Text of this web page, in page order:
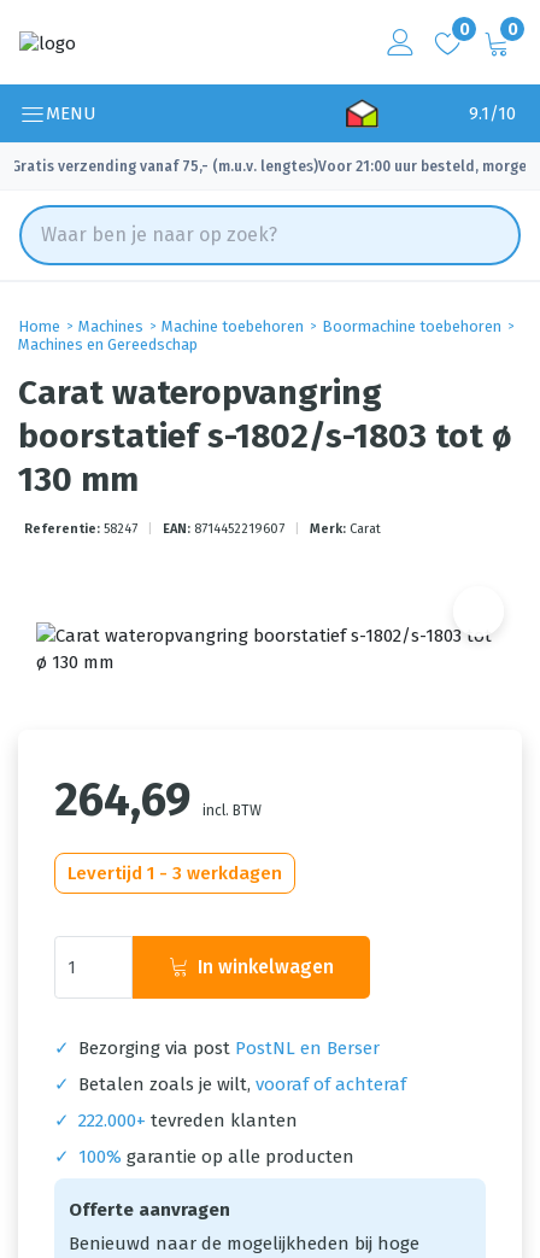
0 0
MENU 9.1/10
Gratis verzending vanaf 75,- (m.u.v. lengtes)
✓ Voor 21:00 uur besteld, morgen
Home Machines Machine toebehoren
Boormachine toebehoren
Machines en Gereedschap
Carat wateropvangring
boorstatief s-1802/s-1803 tot ø
130 mm
Referentie: 58247 EAN: 8714452219607 Merk: Carat
264,69 incl. BTW
Levertijd 1 - 3 werkdagen
In winkelwagen
✓ Bezorging via post PostNL en Berser
✓
Betalen zoals je wilt, vooraf of achteraf
✓ 222.000+ tevreden klanten
✓
100% garantie op alle producten
Offerte aanvragen
Benieuwd naar de mogelijkheden bij hoge